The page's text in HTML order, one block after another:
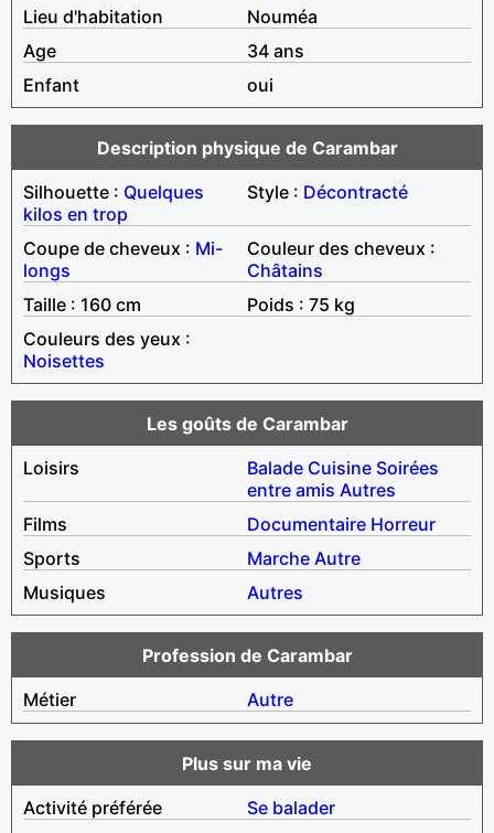
Lieu d'habitation
Nouméa
Age
34 ans
Enfant
oui
Description physique de Carambar
Silhouette : Quelques
kilos en trop
Style : Décontracté
Coupe de cheveux : Mi-
longs
Couleur des cheveux :
Châtains
Taille : 160 cm
Poids : 75 kg
Couleurs des yeux :
Noisettes
Les goûts de Carambar
Loisirs
Balade Cuisine Soirées
entre amis Autres
Films
Documentaire Horreur
Sports
Marche Autre
Musiques
Autres
Profession de Carambar
Métier
Autre
Plus sur ma vie
Activité préférée
Se balader